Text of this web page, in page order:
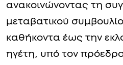
ανακοινώνοντας τη
μεταβατικού
καθήκοντα έως την
ηγέτη, υπό τον